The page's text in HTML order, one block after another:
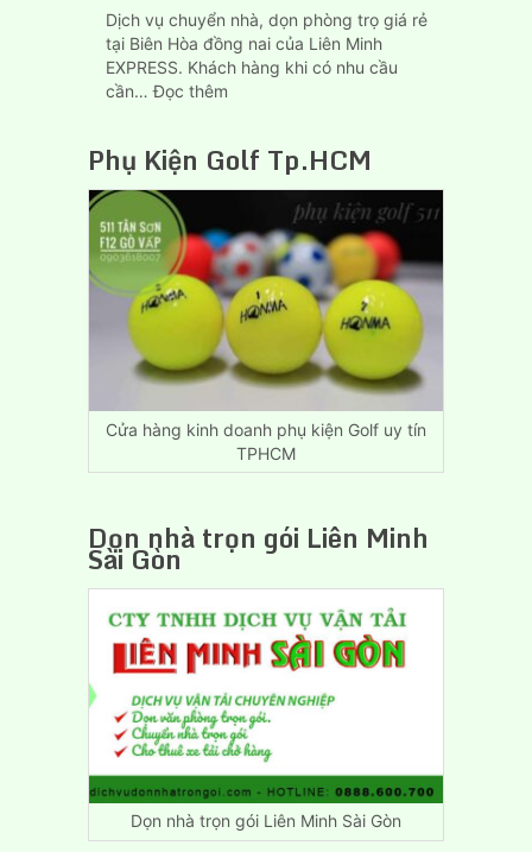
Dịch vụ chuyển nhà, dọn phòng trọ giá rẻ
tại Biên Hòa đồng nai của Liên Minh
EXPRESS. Khách hàng khi có nhu cầu
cần…Đọc thêm:
Chuyển
Nhà,
Trọ
Giá
Rẻ
Biên
Hòa
Đồng
Nai
Phụ Kiện Golf Tp.HCM
Cửa hàng kinh doanh phụ kiện Golf uy tín
TPHCM
Dọn nhà trọn gói Liên Minh
Sài Gòn
Dọn nhà trọn gói Liên Minh Sài Gòn